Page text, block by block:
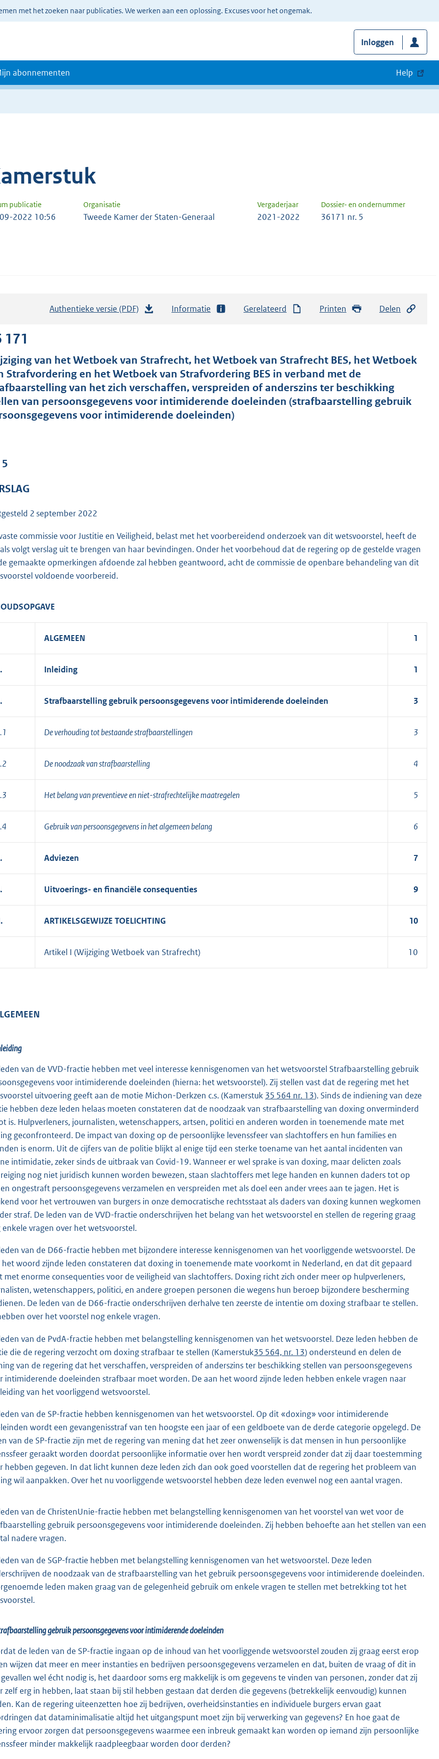
met het zoeken naar publicaties. We werken aan een oplossing. Excuses voor het ongemak.
Inloggen
abonnementen Help
publicatie Organisatie Vergaderjaar Dossier- en ondernummer
2022 10:56 Tweede Kamer der Staten-Generaal 2021-2022 36171 nr. 5
Authentieke versie (PDF)
a
n
d
s
g
9
K
b
Informatie Gerelateerd Printen Delen
171
van het Wetboek van Strafrecht, het Wetboek van Strafrecht BES, het Wetboek
Strafvordering en het Wetboek van Strafvordering BES in verband met de
van het zich verschaffen, verspreiden of anderszins ter beschikking
van persoonsgegevens voor intimiderende doeleinden (strafbaarstelling gebruik
voor intimiderende doeleinden)
5
2 september 2022
commissie voor Justitie en Veiligheid, belast met het voorbereidend onderzoek van dit wetsvoorstel, heeft de
volgt verslag uit te brengen van haar bevindingen. Onder het voorbehoud dat de regering op de gestelde vragen
gemaakte opmerkingen afdoende zal hebben geantwoord, acht de commissie de openbare behandeling van dit
voldoende voorbereid.
ALGEMEEN 1
Inleiding 1
Strafbaarstelling gebruik persoonsgegevens voor intimiderende doeleinden 3
De verhouding tot bestaande strafbaarstellingen 3
De noodzaak van strafbaarstelling 4
Het belang van preventieve en niet-strafrechtelijke maatregelen 5
Gebruik van persoonsgegevens in het algemeen belang 6
Adviezen 7
Uitvoerings- en financiële consequenties 9
ARTIKELSGEWIJZE TOELICHTING 10
Artikel I (Wijziging Wetboek van Strafrecht) 10
van de VVD-fractie hebben met veel interesse kennisgenomen van het wetsvoorstel Strafbaarstelling gebruik
voor intimiderende doeleinden (hierna: het wetsvoorstel). Zij stellen vast dat de regering met het
uitvoering geeft aan de motie Michon-Derkzen c.s. (Kamerstuk 35 564 nr. 13). Sinds de indiening van deze
hebben deze leden helaas moeten constateren dat de noodzaak van strafbaarstelling van doxing onverminderd
is. Hulpverleners, journalisten, wetenschappers, artsen, politici en anderen worden in toenemende mate met
geconfronteerd. De impact van doxing op de persoonlijke levenssfeer van slachtoffers en hun families en
is enorm. Uit de cijfers van de politie blijkt al enige tijd een sterke toename van het aantal incidenten van
intimidatie, zeker sinds de uitbraak van Covid-19. Wanneer er wel sprake is van doxing, maar delicten zoals
nog niet juridisch kunnen worden bewezen, staan slachtoffers met lege handen en kunnen daders tot op
ongestraft persoonsgegevens verzamelen en verspreiden met als doel een ander vrees aan te jagen. Het is
voor het vertrouwen van burgers in onze democratische rechtsstaat als daders van doxing kunnen wegkomen
straf. De leden van de VVD-fractie onderschrijven het belang van het wetsvoorstel en stellen de regering graag
enkele vragen over het wetsvoorstel.
van de D66-fractie hebben met bijzondere interesse kennisgenomen van het voorliggende wetsvoorstel. De
het woord zijnde leden constateren dat doxing in toenemende mate voorkomt in Nederland, en dat dit gepaard
met enorme consequenties voor de veiligheid van slachtoffers. Doxing richt zich onder meer op hulpverleners,
wetenschappers, politici, en andere groepen personen die wegens hun beroep bijzondere bescherming
De leden van de D66-fractie onderschrijven derhalve ten zeerste de intentie om doxing strafbaar te stellen.
over het voorstel nog enkele vragen.
van de PvdA-fractie hebben met belangstelling kennisgenomen van het wetsvoorstel. Deze leden hebben de
die de regering verzocht om doxing strafbaar te stellen (Kamerstuk35 564, nr. 13) ondersteund en delen de
van de regering dat het verschaffen, verspreiden of anderszins ter beschikking stellen van persoonsgegevens
intimiderende doeleinden strafbaar moet worden. De aan het woord zijnde leden hebben enkele vragen naar
van het voorliggend wetsvoorstel.
van de SP-fractie hebben kennisgenomen van het wetsvoorstel. Op dit «doxing» voor intimiderende
wordt een gevangenisstraf van ten hoogste een jaar of een geldboete van de derde categorie opgelegd. De
van de SP-fractie zijn met de regering van mening dat het zeer onwenselijk is dat mensen in hun persoonlijke
geraakt worden doordat persoonlijke informatie over hen wordt verspreid zonder dat zij daar toestemming
hebben gegeven. In dat licht kunnen deze leden zich dan ook goed voorstellen dat de regering het probleem van
wil aanpakken. Over het nu voorliggende wetsvoorstel hebben deze leden evenwel nog een aantal vragen.
van de ChristenUnie-fractie hebben met belangstelling kennisgenomen van het voorstel van wet voor de
gebruik persoonsgegevens voor intimiderende doeleinden. Zij hebben behoefte aan het stellen van een
nadere vragen.
van de SGP-fractie hebben met belangstelling kennisgenomen van het wetsvoorstel. Deze leden
de noodzaak van de strafbaarstelling van het gebruik persoonsgegevens voor intimiderende doeleinden.
leden maken graag van de gelegenheid gebruik om enkele vragen te stellen met betrekking tot het
gebruik persoonsgegevens voor intimiderende doeleinden
de leden van de SP-fractie ingaan op de inhoud van het voorliggende wetsvoorstel zouden zij graag eerst erop
wijzen dat meer en meer instanties en bedrijven persoonsgegevens verzamelen en dat, buiten de vraag of dit in
wel écht nodig is, het daardoor soms erg makkelijk is om gegevens te vinden van personen, zonder dat zij
zelf erg in hebben, laat staan bij stil hebben gestaan dat derden die gegevens (betrekkelijk eenvoudig) kunnen
Kan de regering uiteenzetten hoe zij bedrijven, overheidsinstanties en individuele burgers ervan gaat
dat dataminimalisatie altijd het uitgangspunt moet zijn bij verwerking van gegevens? En hoe gaat de
ervoor zorgen dat persoonsgegevens waarmee een inbreuk gemaakt kan worden op iemand zijn persoonlijke
minder makkelijk raadpleegbaar worden door derden?